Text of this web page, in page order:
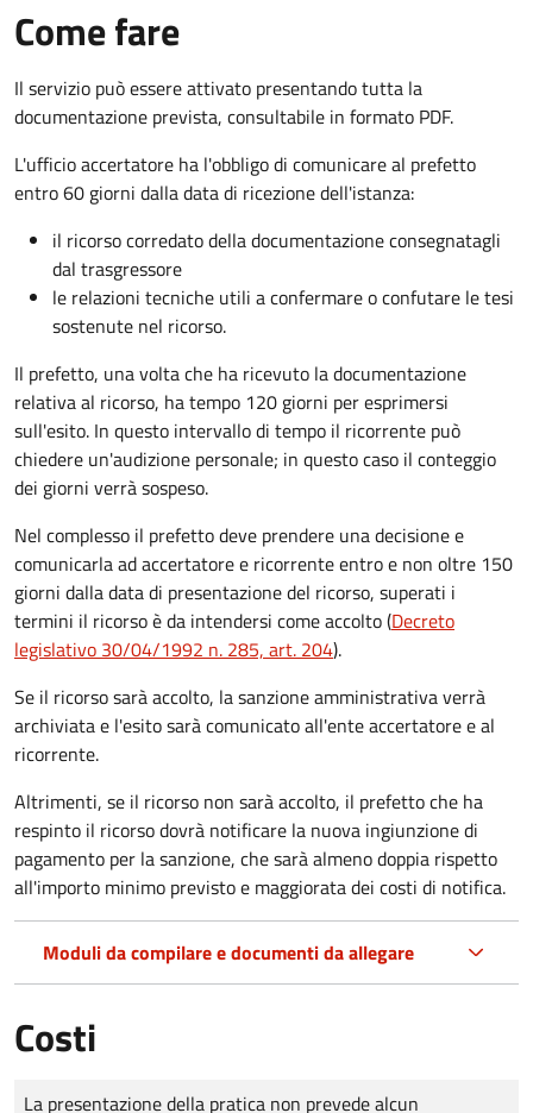
Come fare
Il servizio può essere attivato presentando tutta la
documentazione prevista, consultabile in formato PDF.
L'ufficio accertatore ha l'obbligo di comunicare al prefetto
entro 60 giorni dalla data di ricezione dell'istanza:
il ricorso corredato della documentazione consegnatagli
dal trasgressore
le relazioni tecniche utili a confermare o confutare le tesi
sostenute nel ricorso.
Il prefetto, una volta che ha ricevuto la documentazione
relativa al ricorso, ha tempo 120 giorni per esprimersi
sull'esito. In questo intervallo di tempo il ricorrente può
chiedere un'audizione personale; in questo caso il conteggio
dei giorni verrà sospeso.
Nel complesso il prefetto deve prendere una decisione e
comunicarla ad accertatore e ricorrente entro e non oltre 150
giorni dalla data di presentazione del ricorso, superati i
termini il ricorso è da intendersi come accolto (Decreto
legislativo 30/04/1992 n. 285, art. 204).
Se il ricorso sarà accolto, la sanzione amministrativa verrà
archiviata e l'esito sarà comunicato all'ente accertatore e al
ricorrente.
Altrimenti, se il ricorso non sarà accolto, il prefetto che ha
respinto il ricorso dovrà notificare la nuova ingiunzione di
pagamento per la sanzione, che sarà almeno doppia rispetto
all'importo minimo previsto e maggiorata dei costi di notifica.
Moduli da compilare e documenti da allegare
Costi
Tipo di pagamento
Importo
La presentazione della pratica non prevede alcun